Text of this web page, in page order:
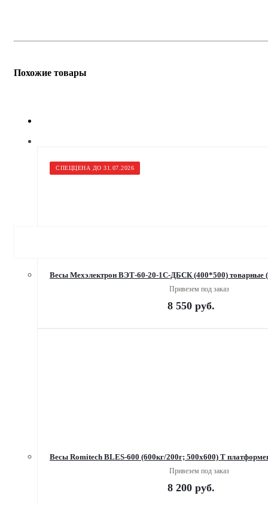
Похожие товары
СПЕЦЦЕНА ДО 31.07.2026
Привезем под заказ
8 550руб.
Весы Romitech BLES-600 (600кг/200г; 500х600) Т
Привезем под заказ
8 200руб.